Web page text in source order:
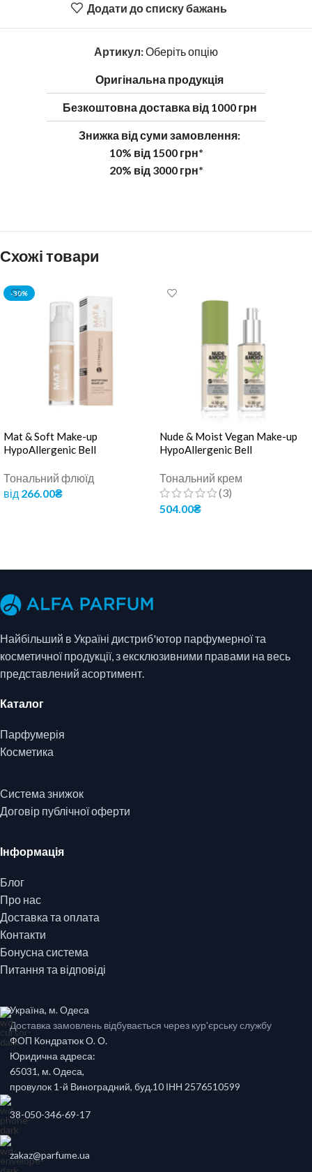
Додати до списку бажань
Артикул:Оберіть опцію
Оригінальна продукція
Безкоштовна доставка від 1000 грн
Знижка від суми замовлення:
10% від 1500 грн*
20% від 3000 грн*
Схожі товари
-30%
Mat & Soft Make-up
HypoAllergenic Bell
Тональний флюїд
від 266.00₴
Nude & Moist Vegan Make-up
HypoAllergenic Bell
Тональний крем
(3)
504.00₴
Найбільший в Україні дистриб'ютор парфумерної та
косметичної продукції, з ексклюзивними правами на весь
представлений асортимент.
Каталог
Парфумерія
Косметика
Система знижок
Договір публічної оферти
Інформація
Блог
Про нас
Доставка та оплата
Контакти
Бонусна система
Питання та відповіді
Україна, м. Одеса
Доставка замовлень відбувається через кур'єрську службу
ФОП Кондратюк О. О.
Юридична адреса:
65031, м. Одеса,
провулок 1-й Виноградний, буд.10 ІНН 2576510599
38-050-346-69-17
zakaz@parfume.ua